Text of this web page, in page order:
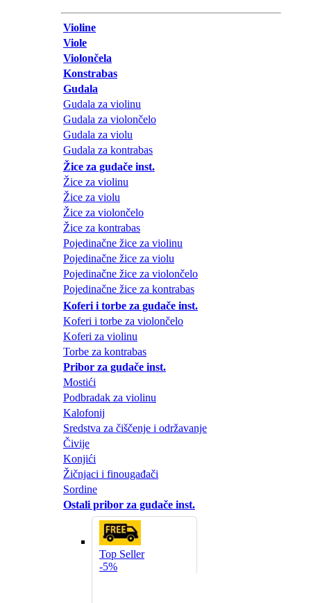
Violine
Viole
Violončela
Konstrabas
Gudala
Gudala za violinu
Gudala za violončelo
Gudala za violu
Gudala za kontrabas
Žice za gudače inst.
Žice za violinu
Žice za violu
Žice za violončelo
Žice za kontrabas
Pojedinačne žice za violinu
Pojedinačne žice za violu
Pojedinačne žice za violončelo
Pojedinačne žice za kontrabas
Koferi i torbe za gudače inst.
Koferi i torbe za violončelo
Koferi za violinu
Torbe za kontrabas
Pribor za gudače inst.
Mostići
Podbradak za violinu
Kalofonij
Sredstva za čiščenje i održavanje
Čivije
Konjići
Žičnjaci i finougađači
Sordine
Ostali pribor za gudače inst.
Top Seller
-5%